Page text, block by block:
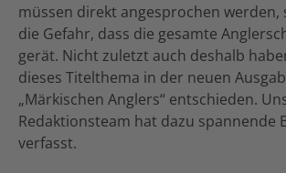
müssen direkt angesprochen werden,
die Gefahr, dass die gesamte
gerät. Nicht zuletzt auch deshalb
dieses Titelthema in der neuen
„Märkischen Anglers“ entschieden.
Redaktionsteam hat dazu spannende
verfasst.